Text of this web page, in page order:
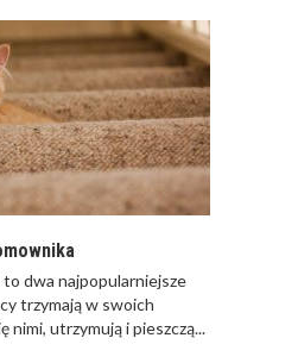
CANIN FIBRE
– KARMA
KOTÓW
Z
DO
ZAPARĆ
NAD KOTEM
dwa najpopularniejsze
trzymają w swoich
nimi, utrzymują i pieszczą...